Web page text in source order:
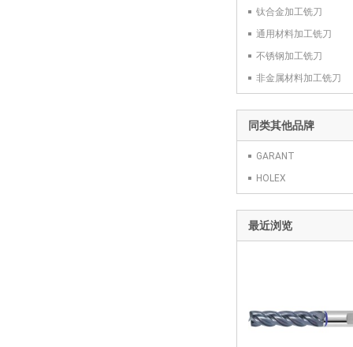
钛合金加工铣刀
通用材料加工铣刀
不锈钢加工铣刀
非金属材料加工铣刀
同类其他品牌
GARANT
HOLEX
最近浏览